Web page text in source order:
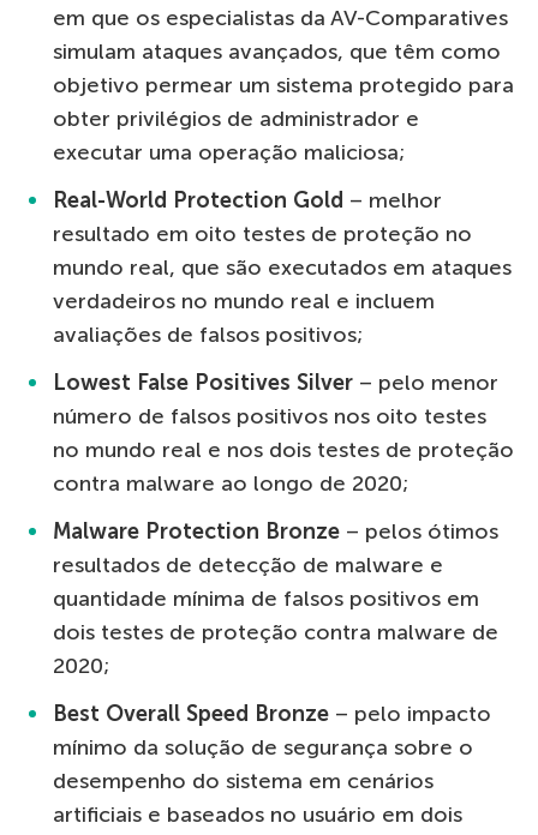
em que os especialistas da AV-Comparatives
simulam ataques avançados, que têm como
objetivo permear um sistema protegido para
obter privilégios de administrador e
executar uma operação maliciosa;
Real-World Protection Gold – melhor
resultado em oito testes de proteção no
mundo real, que são executados em ataques
verdadeiros no mundo real e incluem
avaliações de falsos positivos;
Lowest False Positives Silver – pelo menor
número de falsos positivos nos oito testes
no mundo real e nos dois testes de proteção
contra malware ao longo de 2020;
Malware Protection Bronze – pelos ótimos
resultados de detecção de malware e
quantidade mínima de falsos positivos em
dois testes de proteção contra malware de
2020;
Best Overall Speed Bronze – pelo impacto
mínimo da solução de segurança sobre o
desempenho do sistema em cenários
artificiais e baseados no usuário em dois